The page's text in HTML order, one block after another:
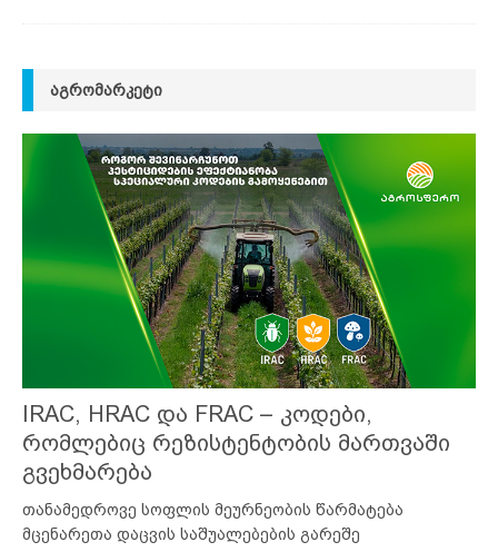
ᲐᲒᲠᲝᲛᲐᲠᲙᲔᲢᲘ
IRAC, HRAC და FRAC – კოდები,
რომლებიც რეზისტენტობის მართვაში
გვეხმარება
თანამედროვე სოფლის მეურნეობის წარმატება
მცენარეთა დაცვის საშუალებების გარეშე